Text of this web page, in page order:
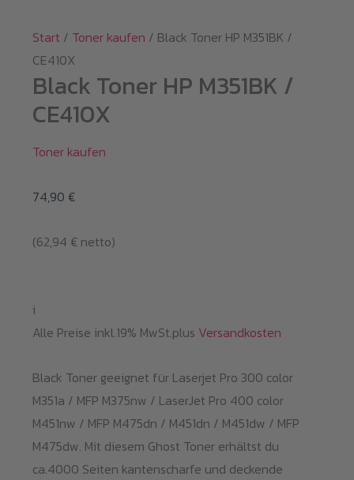
Start / Toner kaufen / Black Toner HP M351BK /
CE410X
Black Toner HP M351BK /
CE410X
Toner kaufen
74,90 €
(62,94 €netto)
i
Alle Preise inkl.19% MwSt.plus Versandkosten
Black Toner geeignet für Laserjet Pro 300 color
M351a / MFP M375nw / LaserJet Pro 400 color
M451nw / MFP M475dn / M451dn / M451dw / MFP
M475dw. Mit diesem Ghost Toner erhältst du
ca.4000 Seiten kantenscharfe und deckende